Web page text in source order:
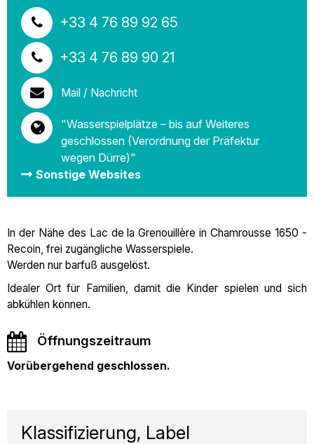
+33 4 76 89 92 65
+33 4 76 89 90 21
Mail / Nachricht
"Wasserspielplätze – bis auf Weiteres
geschlossen (Verordnung der Präfektur
wegen Dürre)"
Sonstige Websites
In der Nähe des Lac de la Grenouillère in Chamrousse 1650 -
Recoin, frei zugängliche Wasserspiele.
Werden nur barfuß ausgelöst.
Idealer Ort für Familien, damit die Kinder spielen und sich
abkühlen können.
Öffnungszeitraum
Vorübergehend geschlossen.
Klassifizierung, Label